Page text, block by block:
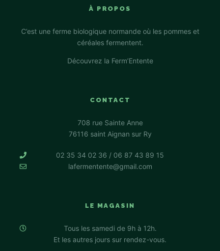
À PROPOS
C’est une ferme biologique normande où les pommes et
céréales fermentent.
Découvrez la Ferm’Entente
CONTACT
708 rue Sainte Anne
76116 saint Aignan sur Ry
02 35 34 02 36 / 06 87 43 89 15
lafermentente@gmail.com
LE MAGASIN
Tous les samedi de 9h à 12h.
Et les autres jours sur rendez-vous.